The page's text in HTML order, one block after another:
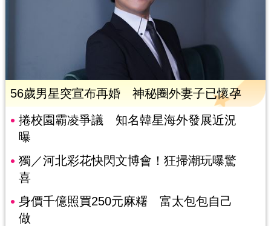
56歲男星突宣布再婚 神秘圈外妻子已懷孕
捲校園霸凌爭議 知名韓星海外發展近況
曝
獨／河北彩花快閃文博會！狂掃潮玩曝驚
喜
身價千億照買250元麻糬 富太包包自己
做